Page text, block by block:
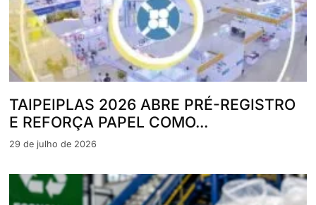
TAIPEIPLAS 2026 ABRE PRÉ-REGISTRO
E REFORÇA PAPEL COMO...
29 de julho de 2026